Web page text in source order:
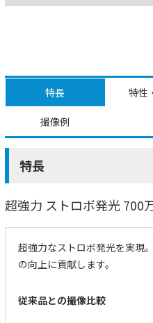
特長 特性
撮像例
特長
超強力 ストロボ発光 700
超強力なストロボ発光を実現
の向上に貢献します。
従来品との撮像比較